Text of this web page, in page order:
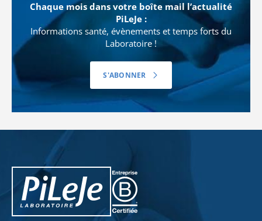
Chaque mois dans votre boîte mail l’actualité
PiLeJe :
Informations santé, évènements et temps forts du
Laboratoire !
S'ABONNER
PiLeJe : informations complémentaires